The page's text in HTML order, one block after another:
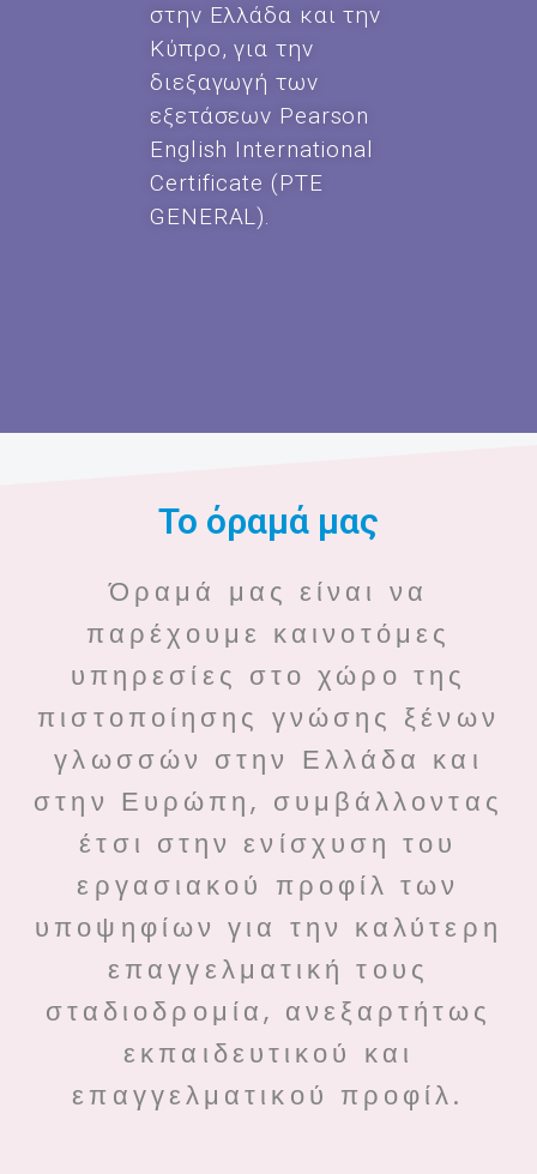
στην Ελλάδα και την
Κύπρο, για την
διεξαγωγή των
εξετάσεων Pearson
English International
Certificate (PTE
GENERAL).
Το όραμά μας
Όραμά μας είναι να
παρέχουμε καινοτόμες
υπηρεσίες στο χώρο της
πιστοποίησης γνώσης ξένων
γλωσσών στην Ελλάδα και
στην Ευρώπη, συμβάλλοντας
έτσι στην ενίσχυση του
εργασιακού προφίλ των
υποψηφίων για την καλύτερη
επαγγελματική τους
σταδιοδρομία, ανεξαρτήτως
εκπαιδευτικού και
επαγγελματικού προφίλ.